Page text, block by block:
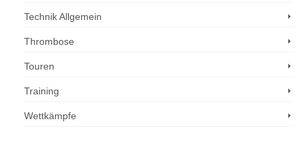
Technik Allgemein
Thrombose
Touren
Training
Wettkämpfe